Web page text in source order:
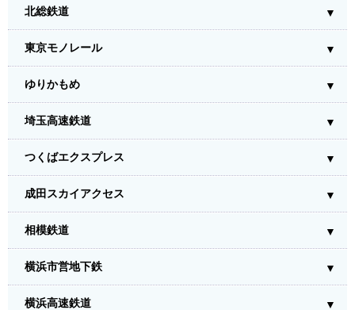
北総鉄道
東京モノレール
ゆりかもめ
埼玉高速鉄道
つくばエクスプレス
成田スカイアクセス
相模鉄道
横浜市営地下鉄
横浜高速鉄道